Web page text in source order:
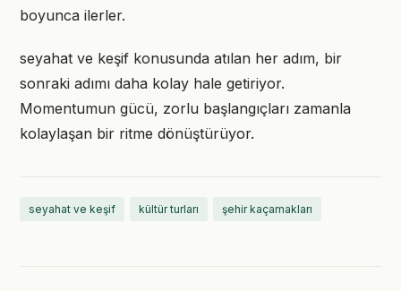
boyunca ilerler.
seyahat ve keşif konusunda atılan her adım, bir
sonraki adımı daha kolay hale getiriyor.
Momentumun gücü, zorlu başlangıçları zamanla
kolaylaşan bir ritme dönüştürüyor.
seyahat ve keşif kültür turları şehir kaçamakları